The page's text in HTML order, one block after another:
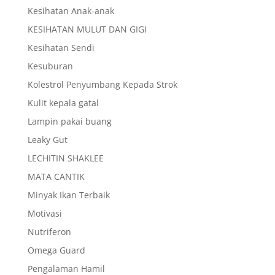
Kesihatan Anak-anak
KESIHATAN MULUT DAN GIGI
Kesihatan Sendi
Kesuburan
Kolestrol Penyumbang Kepada Strok
Kulit kepala gatal
Lampin pakai buang
Leaky Gut
LECHITIN SHAKLEE
MATA CANTIK
Minyak Ikan Terbaik
Motivasi
Nutriferon
Omega Guard
Pengalaman Hamil